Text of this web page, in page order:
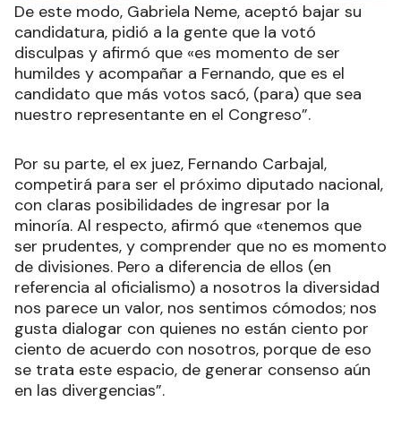
De este modo, Gabriela Neme, aceptó bajar su
candidatura, pidió a la gente que la votó
disculpas y afirmó que «es momento de ser
humildes y acompañar a Fernando, que es el
candidato que más votos sacó, (para) que sea
nuestro representante en el Congreso”.
Por su parte, el ex juez, Fernando Carbajal,
competirá para ser el próximo diputado nacional,
con claras posibilidades de ingresar por la
minoría. Al respecto, afirmó que «tenemos que
ser prudentes, y comprender que no es momento
de divisiones. Pero a diferencia de ellos (en
referencia al oficialismo) a nosotros la diversidad
nos parece un valor, nos sentimos cómodos; nos
gusta dialogar con quienes no están ciento por
ciento de acuerdo con nosotros, porque de eso
se trata este espacio, de generar consenso aún
en las divergencias”.